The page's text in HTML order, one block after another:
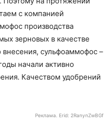
с компанией
производства
зерновых в качестве
сульфоаммофос –
начали активно
Качеством удобрений
Реклама. Erid: 2RanynZwBGf